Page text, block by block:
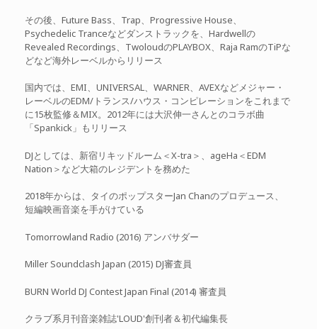
その後、Future Bass、Trap、Progressive House、
Psychedelic Tranceなどダンストラックを、Hardwellの
Revealed Recordings、TwoloudのPLAYBOX、Raja RamのTiPな
どなど海外レーベルからリリース
国内では、EMI、UNIVERSAL、WARNER、AVEXなどメジャー・
レーベルのEDM/トランス/ハウス・コンピレーションをこれまで
に15枚監修＆MIX。2012年には大沢伸一さんとのコラボ曲
「Spankick」もリリース
DJとしては、新宿リキッドルーム＜X-tra＞、ageHa＜EDM
Nation＞など大箱のレジデントを務めた
2018年からは、タイのポップスターJan Chanのプロデュース、
短編映画音楽を手がけている
Tomorrowland Radio (2016) アンバサダー
Miller Soundclash Japan (2015) DJ審査員
BURN World DJ Contest Japan Final (2014) 審査員
クラブ系月刊音楽雑誌'LOUD'創刊者＆初代編集長